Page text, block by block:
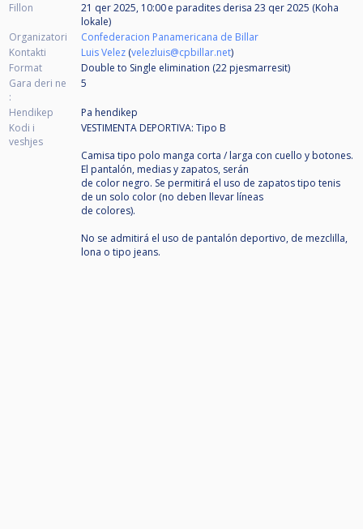
Fillon 21 qer 2025, 10:00 e paradites derisa 23 qer 2025 (Koha
lokale)
Organizatori
Confederacion Panamericana de Billar
Kontakti
Luis Velez (velezluis@cpbillar.net)
Format
Double to Single elimination (22 pjesmarresit)
Gara deri ne
:
5
Hendikep
Pa hendikep
Kodi i
veshjes
VESTIMENTA DEPORTIVA: Tipo B
Camisa tipo polo manga corta / larga con cuello y botones.
El pantalón, medias y zapatos, serán
de color negro. Se permitirá el uso de zapatos tipo tenis
de un solo color (no deben llevar líneas
de colores).
No se admitirá el uso de pantalón deportivo, de mezclilla,
lona o tipo jeans.